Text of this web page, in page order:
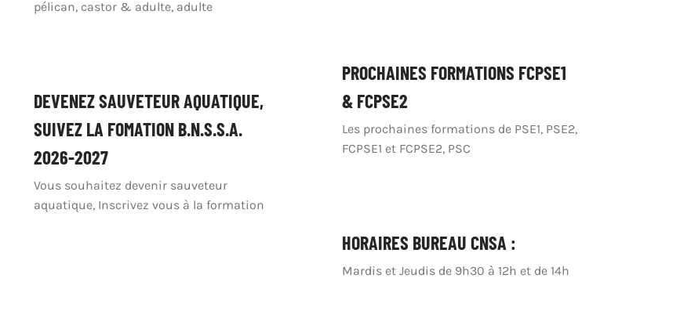
pélican, castor & adulte, adulte
PROCHAINES FORMATIONS FCPSE1
& FCPSE2
Les prochaines formations de PSE1, PSE2,
FCPSE1 et FCPSE2, PSC
DEVENEZ SAUVETEUR AQUATIQUE,
SUIVEZ LA FOMATION B.N.S.S.A.
2026-2027
Vous souhaitez devenir sauveteur
aquatique, Inscrivez vous à la formation
HORAIRES BUREAU CNSA :
Mardis et Jeudis de 9h30 à 12h et de 14h